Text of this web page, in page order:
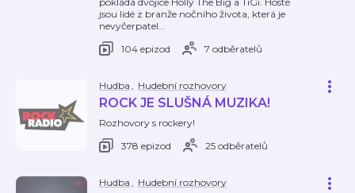
jsou lidé z branže nočního života, která je
nevyčerpatel…
104 epizod
7 odběratelů
Hudba , Hudební rozhovory
ROCK JE SLUŠNÁ MUZIKA!
Rozhovory s rockery!
378 epizod
25 odběratelů
Hudba , Hudební rozhovory